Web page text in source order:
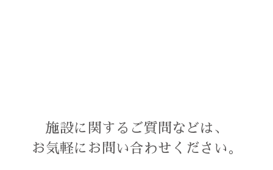
施設に関するご質問などは、
お気軽にお問い合わせください。